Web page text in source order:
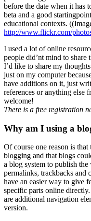
before the date when it has
beta and a good
educational contexts.
http://www.flickr.com/
I used a lot of online
people did’nt mind to share
I’d like to share my
just on my computer
have additions on it, just
references or anything else
welcome!
There is a free registration
Why am I using a
Of course one reason is
blogging and that blogs
a blog system to publish
permalinks, trackbacks and
have an easier way to give
specific parts online
are additional navigation
version.